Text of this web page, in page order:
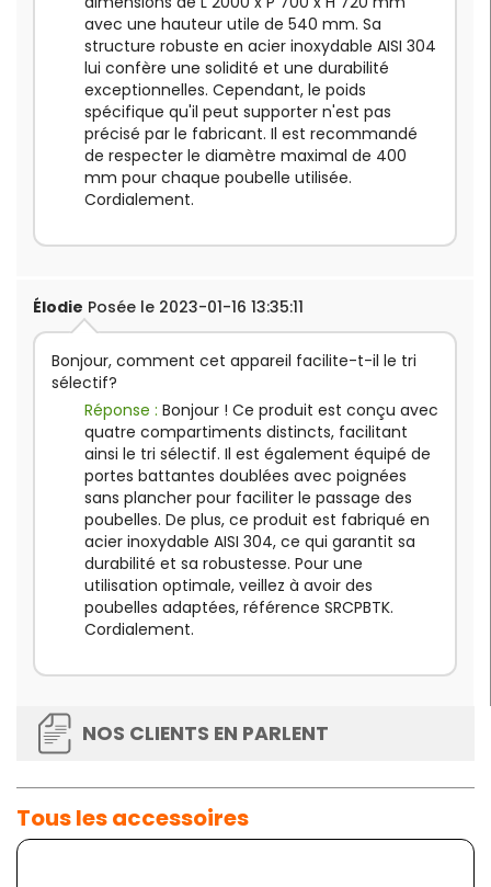
avec une hauteur utile de 540 mm. Sa
structure robuste en acier inoxydable AISI 304
lui confère une solidité et une durabilité
exceptionnelles. Cependant, le poids
spécifique qu'il peut supporter n'est pas
précisé par le fabricant. Il est recommandé
de respecter le diamètre maximal de 400
mm pour chaque poubelle utilisée.
Cordialement.
Élodie Posée le 2023-01-16 13:35:11
Bonjour, comment cet appareil facilite-t-il le tri
sélectif?
Réponse : Bonjour ! Ce produit est conçu avec
quatre compartiments distincts, facilitant
ainsi le tri sélectif. Il est également équipé de
portes battantes doublées avec poignées
sans plancher pour faciliter le passage des
poubelles. De plus, ce produit est fabriqué en
acier inoxydable AISI 304, ce qui garantit sa
durabilité et sa robustesse. Pour une
utilisation optimale, veillez à avoir des
poubelles adaptées, référence SRCPBTK.
Cordialement.
NOS CLIENTS EN PARLENT
Tous les accessoires